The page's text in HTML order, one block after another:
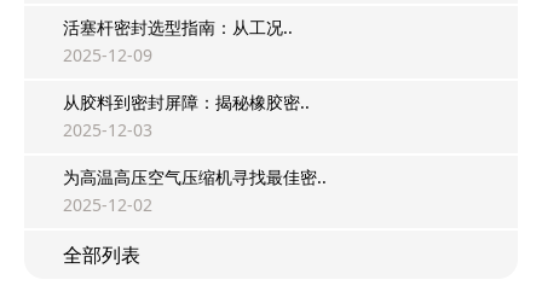
活塞杆密封选型指南：从工况..
2025-12-09
从胶料到密封屏障：揭秘橡胶密..
2025-12-03
为高温高压空气压缩机寻找最佳密..
2025-12-02
全部列表